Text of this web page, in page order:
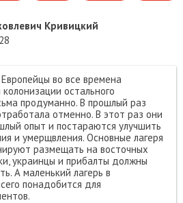
Кривицкий
во все времена
остального
продуманно. В прошлый раз
отменно. В этот раз они
опыт и постараются улучшить
и умерщвления. Основные лагеря
размещать на восточных
украинцы и прибалты должны
А маленький лагерь в
понадобится для